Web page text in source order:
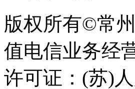
版权所有©常
值电信业务经
许可证：(苏)